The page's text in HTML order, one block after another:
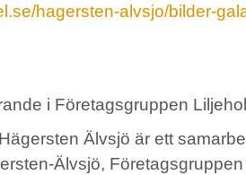
hagersten-alvsjo/bilder-
i Företagsgruppen
Älvsjö är ett
Älvsjö,